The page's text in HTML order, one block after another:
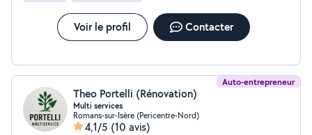
Voir le profil Contacter
Auto-entrepreneur
Theo Portelli (Rénovation)
Multi services
Romans-sur-Isère (Pericentre-Nord)
4,1/5 (10 avis)